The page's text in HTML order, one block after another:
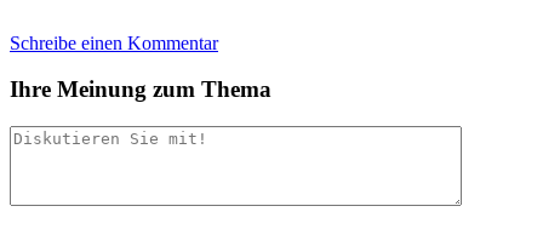
Schreibe einen Kommentar
Ihre Meinung zum Thema